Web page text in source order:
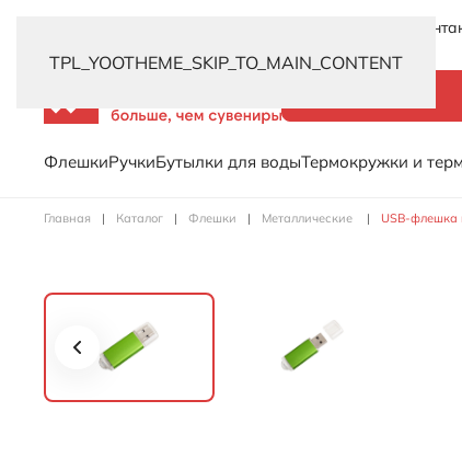
TPL_YOOTHEME_SKIP_TO_MAIN_CONTENT
ФлешкиРучкиБутылки для водыТермокружки и
Главная Каталог Флешки Металлические USB-флешка